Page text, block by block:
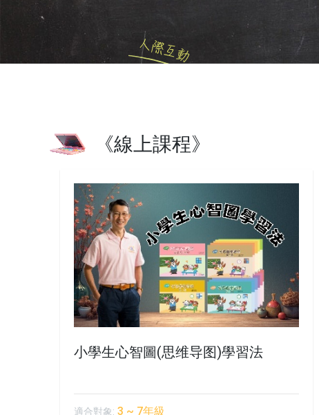
《線上課程》
小學生心智圖(思维导图)學習法
適合對象: 3 ~ 7年級